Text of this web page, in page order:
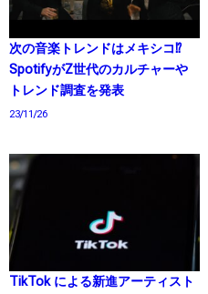
次の音楽トレンドはメキシコ⁉
SpotifyがZ世代のカルチャーや
トレンド調査を発表
23/11/26
TikTok による新進アーティスト